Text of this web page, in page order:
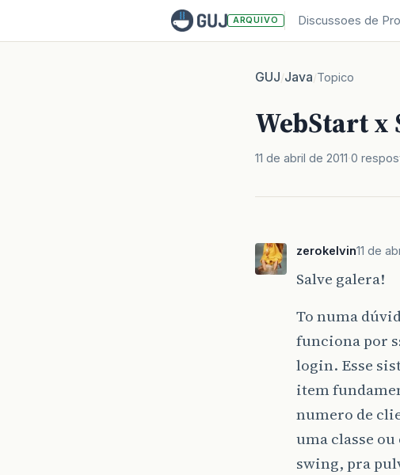
ARQUIVO Discussoes de
GUJ/Java/Topico
WebStart x
11 de abril de 2011 0
zerokelvin11 de
Salve galera!
To numa
funciona por
login. Esse
item
numero de
uma classe
swing, pra